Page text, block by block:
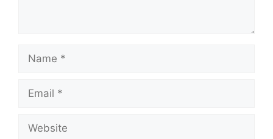
Name
Email
Website